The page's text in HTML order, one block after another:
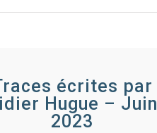
écrites par
Hugue – Juin
2023